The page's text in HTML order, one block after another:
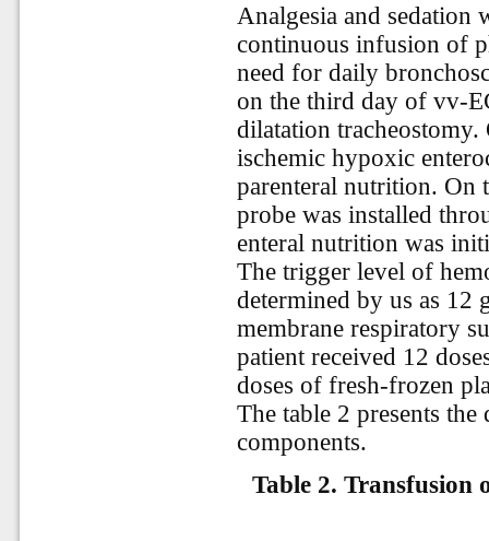
Analgesia and sedation
continuous infusion of
need for daily
on the third day of vv-
dilatation
ischemic hypoxic
parenteral nutrition. On
probe was installed
enteral nutrition was
The trigger level of
determined by us as 12
membrane respiratory
patient received 12
doses of fresh-frozen
The table 2 presents
components.
Table 2. Transfusion